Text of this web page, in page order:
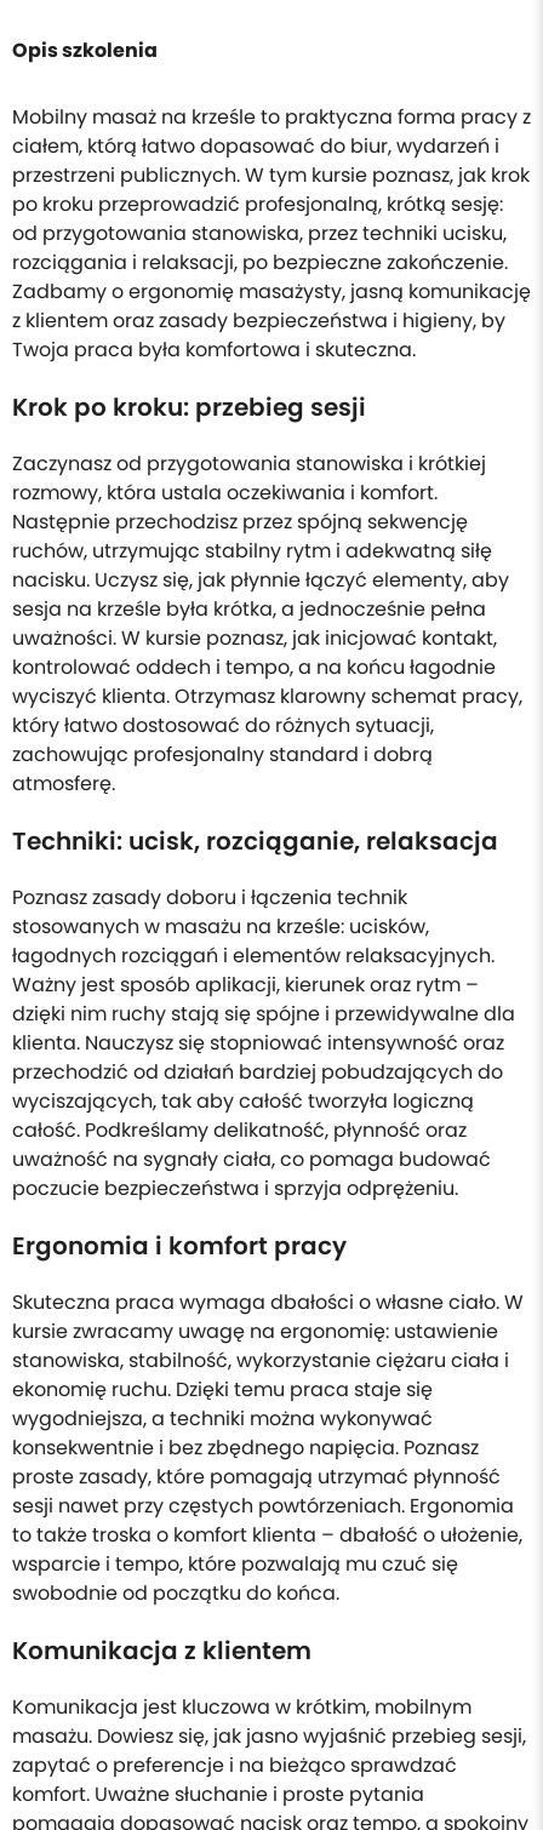
Opis szkolenia
Mobilny masaż na krześle to praktyczna forma pracy z
ciałem, którą łatwo dopasować do biur, wydarzeń i
przestrzeni publicznych. W tym kursie poznasz, jak krok
po kroku przeprowadzić profesjonalną, krótką sesję:
od przygotowania stanowiska, przez techniki ucisku,
rozciągania i relaksacji, po bezpieczne zakończenie.
Zadbamy o ergonomię masażysty, jasną komunikację
z klientem oraz zasady bezpieczeństwa i higieny, by
Twoja praca była komfortowa i skuteczna.
Krok po kroku: przebieg sesji
Zaczynasz od przygotowania stanowiska i krótkiej
rozmowy, która ustala oczekiwania i komfort.
Następnie przechodzisz przez spójną sekwencję
ruchów, utrzymując stabilny rytm i adekwatną siłę
nacisku. Uczysz się, jak płynnie łączyć elementy, aby
sesja na krześle była krótka, a jednocześnie pełna
uważności. W kursie poznasz, jak inicjować kontakt,
kontrolować oddech i tempo, a na końcu łagodnie
wyciszyć klienta. Otrzymasz klarowny schemat pracy,
który łatwo dostosować do różnych sytuacji,
zachowując profesjonalny standard i dobrą
atmosferę.
Techniki: ucisk, rozciąganie, relaksacja
Poznasz zasady doboru i łączenia technik
stosowanych w masażu na krześle: ucisków,
łagodnych rozciągań i elementów relaksacyjnych.
Ważny jest sposób aplikacji, kierunek oraz rytm –
dzięki nim ruchy stają się spójne i przewidywalne dla
klienta. Nauczysz się stopniować intensywność oraz
przechodzić od działań bardziej pobudzających do
wyciszających, tak aby całość tworzyła logiczną
całość. Podkreślamy delikatność, płynność oraz
uważność na sygnały ciała, co pomaga budować
poczucie bezpieczeństwa i sprzyja odprężeniu.
Ergonomia i komfort pracy
Skuteczna praca wymaga dbałości o własne ciało. W
kursie zwracamy uwagę na ergonomię: ustawienie
stanowiska, stabilność, wykorzystanie ciężaru ciała i
ekonomię ruchu. Dzięki temu praca staje się
wygodniejsza, a techniki można wykonywać
konsekwentnie i bez zbędnego napięcia. Poznasz
proste zasady, które pomagają utrzymać płynność
sesji nawet przy częstych powtórzeniach. Ergonomia
to także troska o komfort klienta – dbałość o ułożenie,
wsparcie i tempo, które pozwalają mu czuć się
swobodnie od początku do końca.
Komunikacja z klientem
Komunikacja jest kluczowa w krótkim, mobilnym
masażu. Dowiesz się, jak jasno wyjaśnić przebieg sesji,
zapytać o preferencje i na bieżąco sprawdzać
komfort. Uważne słuchanie i proste pytania
pomagają dopasować nacisk oraz tempo, a spokojny